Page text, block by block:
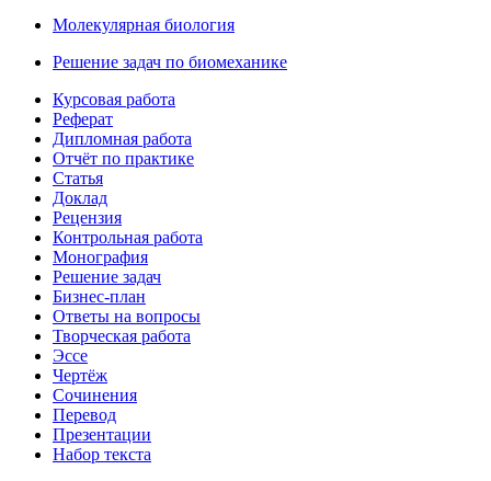
Молекулярная биология
Решение задач по биомеханике
Курсовая работа
Реферат
Дипломная работа
Отчёт по практике
Статья
Доклад
Рецензия
Контрольная работа
Монография
Решение задач
Бизнес-план
Ответы на вопросы
Творческая работа
Эссе
Чертёж
Сочинения
Перевод
Презентации
Набор текста